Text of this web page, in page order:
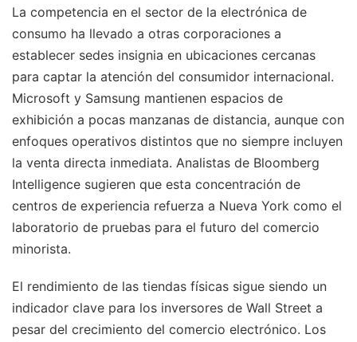
La competencia en el sector de la electrónica de
consumo ha llevado a otras corporaciones a
establecer sedes insignia en ubicaciones cercanas
para captar la atención del consumidor internacional.
Microsoft y Samsung mantienen espacios de
exhibición a pocas manzanas de distancia, aunque con
enfoques operativos distintos que no siempre incluyen
la venta directa inmediata. Analistas de Bloomberg
Intelligence sugieren que esta concentración de
centros de experiencia refuerza a Nueva York como el
laboratorio de pruebas para el futuro del comercio
minorista.
El rendimiento de las tiendas físicas sigue siendo un
indicador clave para los inversores de Wall Street a
pesar del crecimiento del comercio electrónico. Los